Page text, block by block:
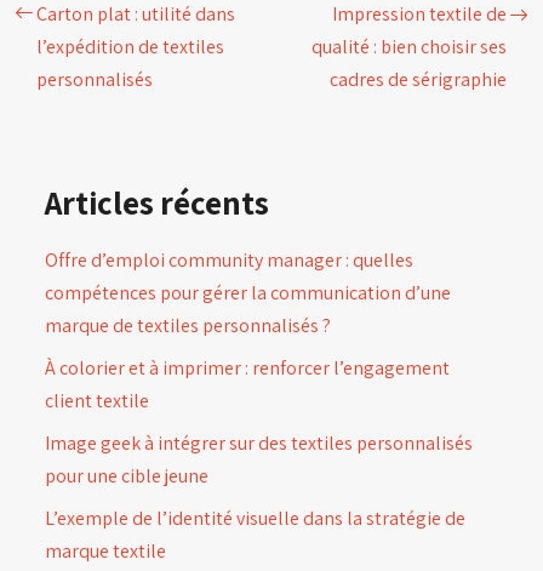
Carton plat : utilité dans
l’expédition de textiles
personnalisés
Impression textile de
qualité : bien choisir ses
cadres de sérigraphie
Articles récents
Offre d’emploi community manager : quelles
compétences pour gérer la communication d’une
marque de textiles personnalisés ?
À colorier et à imprimer : renforcer l’engagement
client textile
Image geek à intégrer sur des textiles personnalisés
pour une cible jeune
L’exemple de l’identité visuelle dans la stratégie de
marque textile